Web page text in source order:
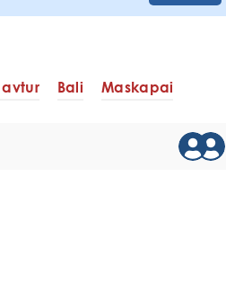
Bali Maskapai